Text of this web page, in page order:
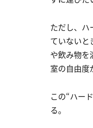
ただし、ハ
ていないと
や飲み物を
室の自由度
この“ハー
る。